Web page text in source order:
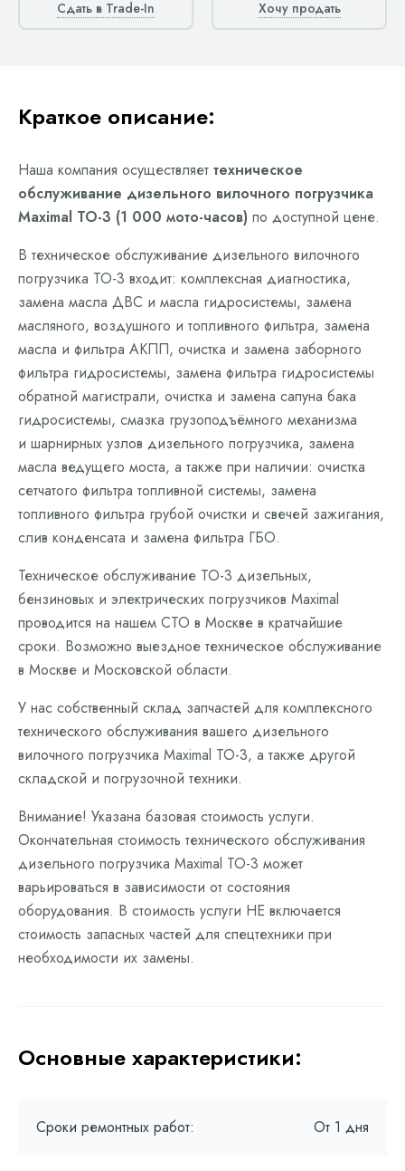
Сдать в Trade-In Хочу продать
Краткое описание:
Наша компания осуществляет техническое
обслуживание дизельного вилочного погрузчика
Maximal ТО-3 (1 000 мото-часов) по доступной цене.
В техническое обслуживание дизельного вилочного
погрузчика ТО-3 входит: комплексная диагностика,
замена масла ДВС и масла гидросистемы, замена
масляного, воздушного и топливного фильтра, замена
масла и фильтра АКПП, очистка и замена заборного
фильтра гидросистемы, замена фильтра гидросистемы
обратной магистрали, очистка и замена сапуна бака
гидросистемы, смазка грузоподъёмного механизма
и шарнирных узлов дизельного погрузчика, замена
масла ведущего моста, а также при наличии: очистка
сетчатого фильтра топливной системы, замена
топливного фильтра грубой очистки и свечей зажигания,
слив конденсата и замена фильтра ГБО.
Техническое обслуживание ТО-3 дизельных,
бензиновых и электрических погрузчиков Maximal
проводится на нашем СТО в Москве в кратчайшие
сроки. Возможно выездное техническое обслуживание
в Москве и Московской области.
У нас собственный склад запчастей для комплексного
технического обслуживания вашего дизельного
вилочного погрузчика Maximal ТО-3, а также другой
складской и погрузочной техники.
Внимание! Указана базовая стоимость услуги.
Окончательная стоимость технического обслуживания
дизельного погрузчика Maximal ТО-3 может
варьироваться в зависимости от состояния
оборудования. В стоимость услуги НЕ включается
стоимость запасных частей для спецтехники при
необходимости их замены.
Основные характеристики:
Сроки ремонтных работ: От 1 дня